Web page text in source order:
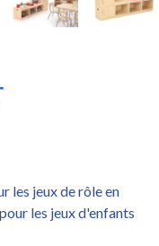
les jeux de rôle en
les jeux d'enfants